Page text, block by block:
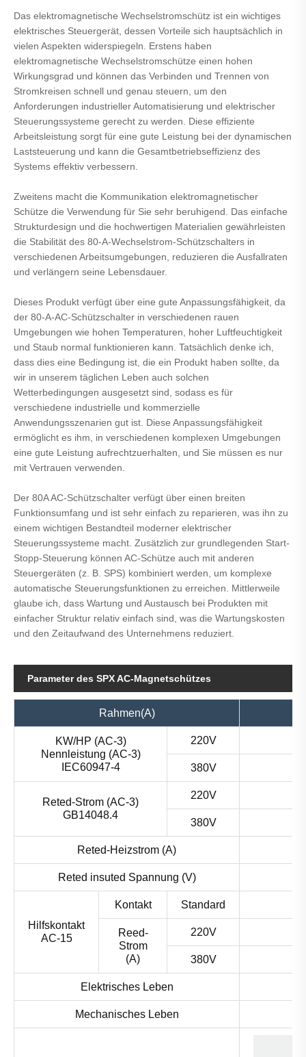
Das elektromagnetische Wechselstromschütz ist ein wichtiges
elektrisches Steuergerät, dessen Vorteile sich hauptsächlich in
vielen Aspekten widerspiegeln. Erstens haben
elektromagnetische Wechselstromschütze einen hohen
Wirkungsgrad und können das Verbinden und Trennen von
Stromkreisen schnell und genau steuern, um den
Anforderungen industrieller Automatisierung und elektrischer
Steuerungssysteme gerecht zu werden. Diese effiziente
Arbeitsleistung sorgt für eine gute Leistung bei der dynamischen
Laststeuerung und kann die Gesamtbetriebseffizienz des
Systems effektiv verbessern.
Zweitens macht die Kommunikation elektromagnetischer
Schütze die Verwendung für Sie sehr beruhigend. Das einfache
Strukturdesign und die hochwertigen Materialien gewährleisten
die Stabilität des 80-A-Wechselstrom-Schützschalters in
verschiedenen Arbeitsumgebungen, reduzieren die Ausfallraten
und verlängern seine Lebensdauer.
Dieses Produkt verfügt über eine gute Anpassungsfähigkeit, da
der 80-A-AC-Schützschalter in verschiedenen rauen
Umgebungen wie hohen Temperaturen, hoher Luftfeuchtigkeit
und Staub normal funktionieren kann. Tatsächlich denke ich,
dass dies eine Bedingung ist, die ein Produkt haben sollte, da
wir in unserem täglichen Leben auch solchen
Wetterbedingungen ausgesetzt sind, sodass es für
verschiedene industrielle und kommerzielle
Anwendungsszenarien gut ist. Diese Anpassungsfähigkeit
ermöglicht es ihm, in verschiedenen komplexen Umgebungen
eine gute Leistung aufrechtzuerhalten, und Sie müssen es nur
mit Vertrauen verwenden.
Der 80A AC-Schützschalter verfügt über einen breiten
Funktionsumfang und ist sehr einfach zu reparieren, was ihn zu
einem wichtigen Bestandteil moderner elektrischer
Steuerungssysteme macht. Zusätzlich zur grundlegenden Start-
Stopp-Steuerung können AC-Schütze auch mit anderen
Steuergeräten (z. B. SPS) kombiniert werden, um komplexe
automatische Steuerungsfunktionen zu erreichen. Mittlerweile
glaube ich, dass Wartung und Austausch bei Produkten mit
einfacher Struktur relativ einfach sind, was die Wartungskosten
und den Zeitaufwand des Unternehmens reduziert.
Parameter des SPX AC-Magnetschützes
Rahmen(A)
KW/HP (AC-3)
Nennleistung (AC-3)
IEC60947-4
220V
380V
Reted-Strom (AC-3)
GB14048.4
220V
380V
Reted-Heizstrom (A)
Reted insuted Spannung (V)
Hilfskontakt
AC-15
Kontakt Standard
Reed-
Strom
(A)
220V
380V
Elektrisches Leben
Mechanisches Leben